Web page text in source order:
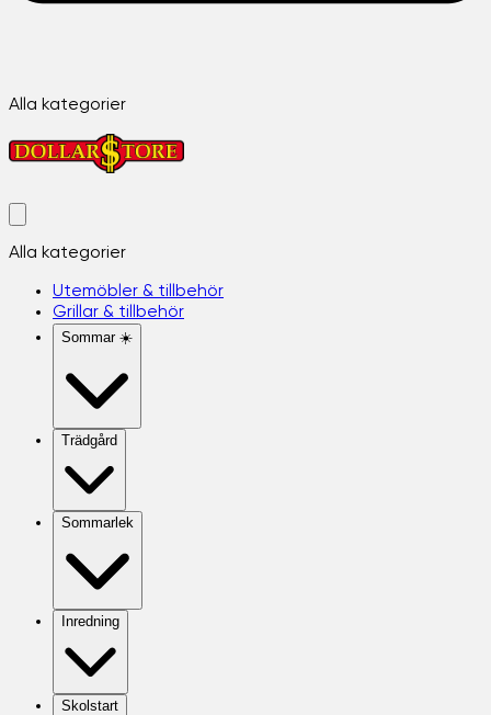
Alla kategorier
Alla kategorier
Utemöbler & tillbehör
Grillar & tillbehör
Sommar ☀️
Trädgård
Sommarlek
Inredning
Skolstart